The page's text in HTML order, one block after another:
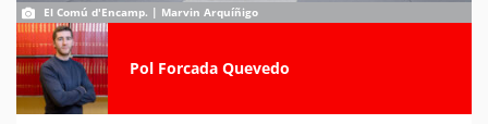
El Comú d'Encamp. | Marvin Arquíñigo
Pol Forcada Quevedo